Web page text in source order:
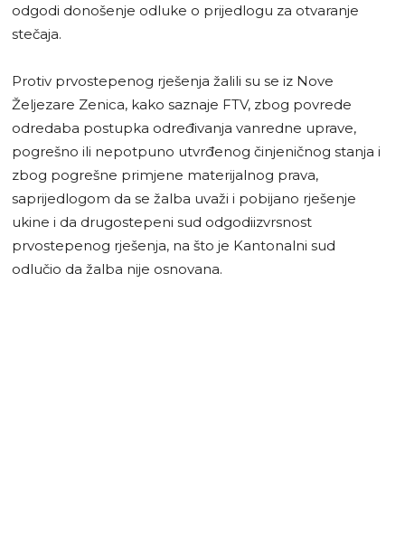
odgodi donošenje odluke o prijedlogu za otvaranje
stečaja.
Protiv prvostepenog rješenja žalili su se iz Nove
Željezare Zenica, kako saznaje FTV, zbog povrede
odredaba postupka određivanja vanredne uprave,
pogrešno ili nepotpuno utvrđenog činjeničnog stanja i
zbog pogrešne primjene materijalnog prava,
saprijedlogom da se žalba uvaži i pobijano rješenje
ukine i da drugostepeni sud odgodiizvrsnost
prvostepenog rješenja, na što je Kantonalni sud
odlučio da žalba nije osnovana.